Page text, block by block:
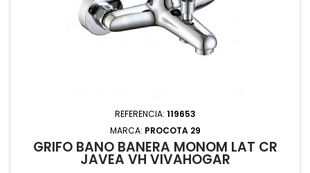
REFERENCIA: 119653
MARCA: PROCOTA 29
GRIFO BAÑO BAÑERA MONOM LAT CR
JAVEA VH VIVAHOGAR